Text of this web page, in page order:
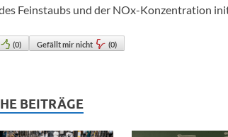
Feinstaubs und der NOx-Konzentration
(0) Gefällt mir nicht (0)
BEITRÄGE